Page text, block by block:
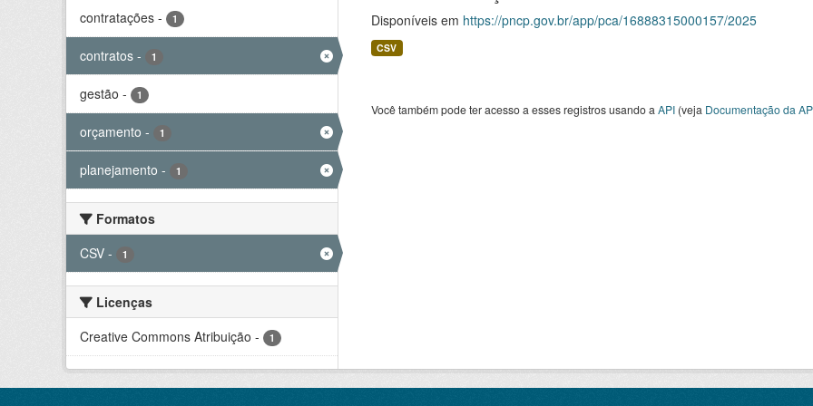
contratações - 1
contratos - 1
gestão - 1
orçamento - 1
planejamento - 1
Formatos
CSV - 1
Licenças
Creative Commons Atribuição - 1
Disponíveis em https://pncp.gov.br/app/pca/16888315000157/2025
CSV
Você também pode ter acesso a esses registros usando a API(veja Documentação da